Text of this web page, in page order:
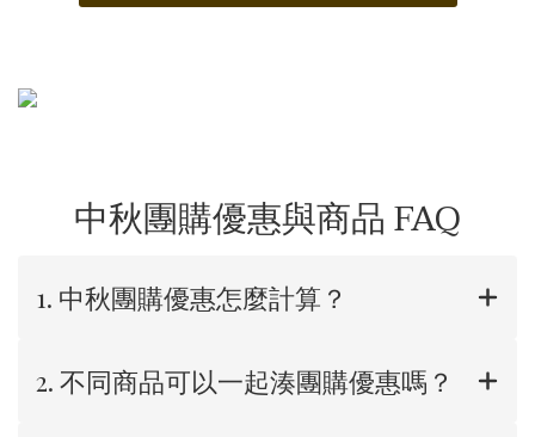
中秋團購優惠與商品 FAQ
1. 中秋團購優惠怎麼計算？
2. 不同商品可以一起湊團購優惠嗎？